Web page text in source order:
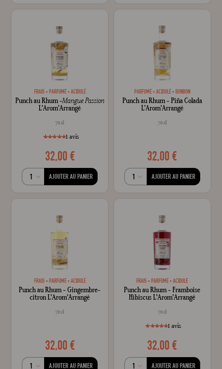
FRAIS PARFUMÉ ACIDULÉ
Punch au Rhum -Mangue Passion
L'Arom'Arrangé
70 cl
style="width: 100%;"100
% of100
1 avis
32,00 €
AJOUTER AU PANIER
PARFUMÉ ACIDULÉ BONBON
Punch au Rhum - Piña Colada
L'Arom'Arrangé
70 cl
32,00 €
AJOUTER AU PANIER
FRAIS PARFUMÉ ACIDULÉ
Punch au Rhum - Gingembre-
citron L'Arom'Arrangé
70 cl
32,00 €
AJOUTER AU PANIER
FRAIS PARFUMÉ ACIDULÉ
Punch au Rhum - Framboise
Hibiscus L'Arom'Arrangé
70 cl
style="width:
% of100
1 avis
32,00 €
AJOUTER AU PANIER